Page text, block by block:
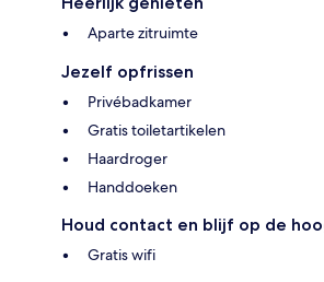
Aparte zitruimte
Jezelf opfrissen
Privébadkamer
Gratis toiletartikelen
Haardroger
Handdoeken
Houd contact en blijf op de
Gratis wifi